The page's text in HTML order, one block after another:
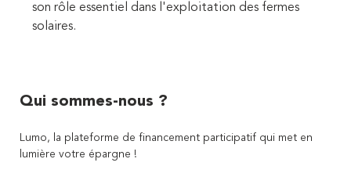
son rôle essentiel dans l'exploitation des fermes
solaires.
Qui sommes-nous ?
Lumo, la plateforme de financement participatif qui met en
lumière votre épargne !